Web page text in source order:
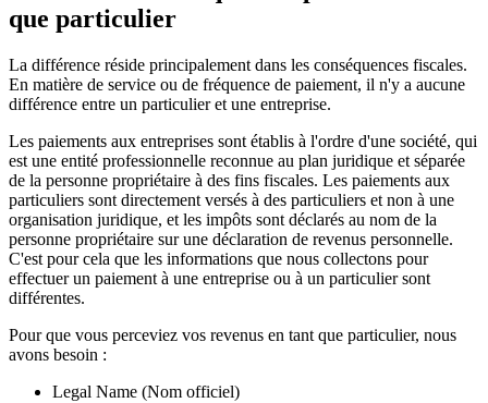
que particulier
La différence réside principalement dans les conséquences fiscales.
En matière de service ou de fréquence de paiement, il n'y a aucune
différence entre un particulier et une entreprise.
Les paiements aux entreprises sont établis à l'ordre d'une société, qui
est une entité professionnelle reconnue au plan juridique et séparée
de la personne propriétaire à des fins fiscales. Les paiements aux
particuliers sont directement versés à des particuliers et non à une
organisation juridique, et les impôts sont déclarés au nom de la
personne propriétaire sur une déclaration de revenus personnelle.
C'est pour cela que les informations que nous collectons pour
effectuer un paiement à une entreprise ou à un particulier sont
différentes.
Pour que vous perceviez vos revenus en tant que particulier, nous
avons besoin :
Legal Name (Nom officiel)